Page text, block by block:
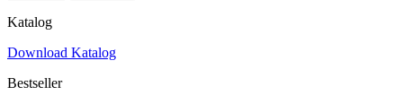
Katalog
Download Katalog
Bestseller